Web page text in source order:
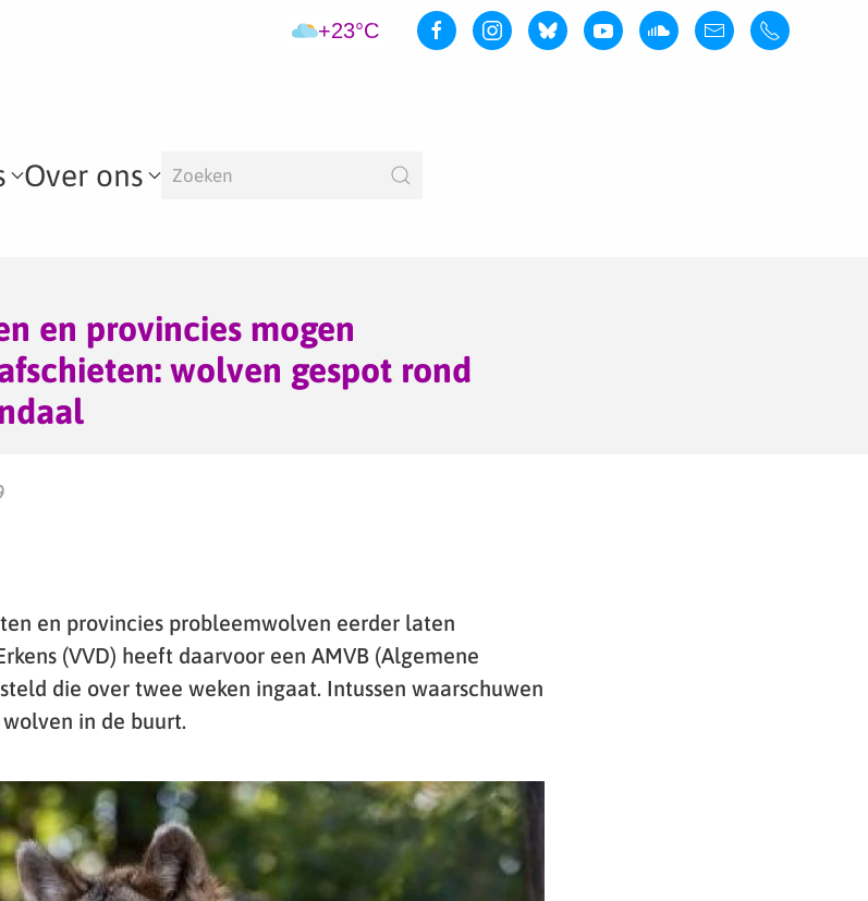
+23°C
Over ons
en provincies mogen
wolven gespot rond
en provincies probleemwolven eerder laten
(VVD) heeft daarvoor een AMVB (Algemene
die over twee weken ingaat. Intussen waarschuwen
in de buurt.